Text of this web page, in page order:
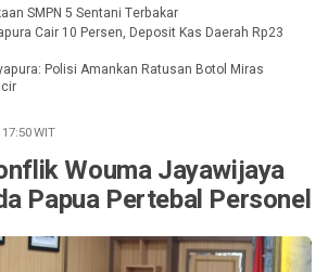
SMPN 5 Sentani Terbakar
Cair 10 Persen, Deposit Kas Daerah Rp23
Polisi Amankan Ratusan Botol Miras
17:50WIT
Wouma Jayawijaya
Papua Pertebal Personel